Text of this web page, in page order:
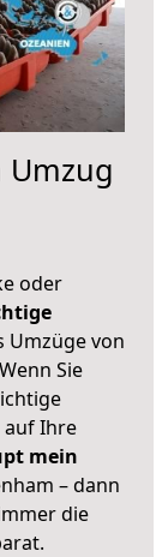
Umzug
oder
Umzüge von
Sie
auf Ihre
mein
– dann
die